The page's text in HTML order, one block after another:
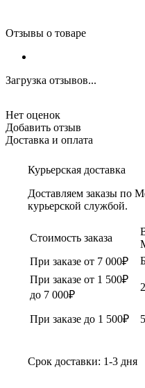
Отзывы о товаре
Загрузка отзывов...
Нет оценок
Добавить отзыв
Доставка и оплата
Курьерская доставка
Доставляем заказы по
курьерской службой.
Стоимость заказа
При заказе от 7 000₽
При заказе от 1 500₽
до 7 000₽
При заказе до 1 500₽
Срок доставки: 1-3 дня